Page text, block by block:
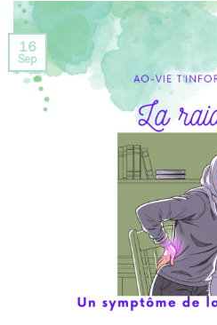
16
Sep